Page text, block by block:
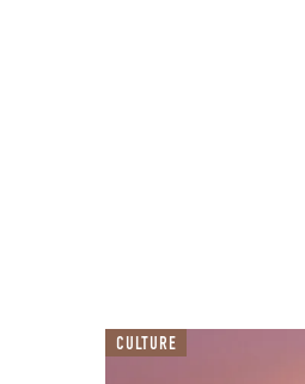
CULTURE